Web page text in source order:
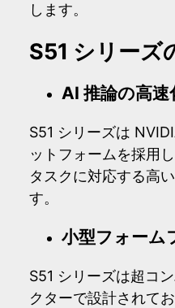
します。
S51 シリーズ
AI 推論の高速
S51 シリーズは
ットフォームを採用
タスクに対応する高
す。
小型フォーム
S51 シリーズは超コ
クターで設計されて